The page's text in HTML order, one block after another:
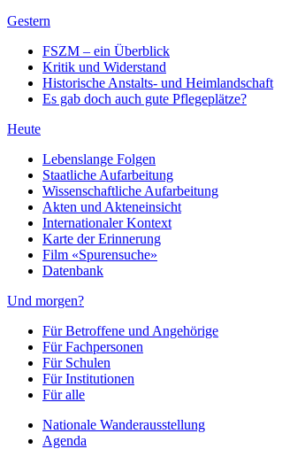
Gestern
FSZM – ein Überblick
Kritik und Widerstand
Historische Anstalts- und Heimlandschaft
Es gab doch auch gute Pflegeplätze?
Heute
Lebenslange Folgen
Staatliche Aufarbeitung
Wissenschaftliche Aufarbeitung
Akten und Akteneinsicht
Internationaler Kontext
Karte der Erinnerung
Film «Spurensuche»
Datenbank
Und morgen?
Für Betroffene und Angehörige
Für Fachpersonen
Für Schulen
Für Institutionen
Für alle
Nationale Wanderausstellung
Agenda